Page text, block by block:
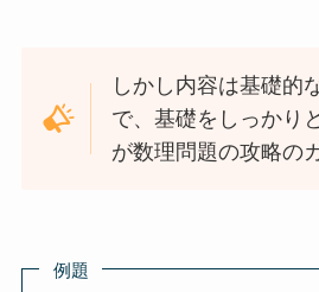
しかし内容は基礎的
で、基礎をしっかり
が数理問題の攻略の
例題